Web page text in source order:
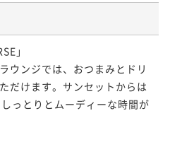
」
ウンジでは、おつまみとドリ
だけます。サンセットからは
っとりとムーディーな時間が